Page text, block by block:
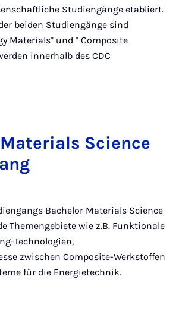
Studiengänge etabliert.
beiden Studiengänge sind
Materials" und " Composite
innerhalb des CDC
Sci­ence
Bachelor Materials Science
Themengebiete wie z.B. Funktionale
Technologien,
zwischen Composite-Werkstoffen
für die Energietechnik.